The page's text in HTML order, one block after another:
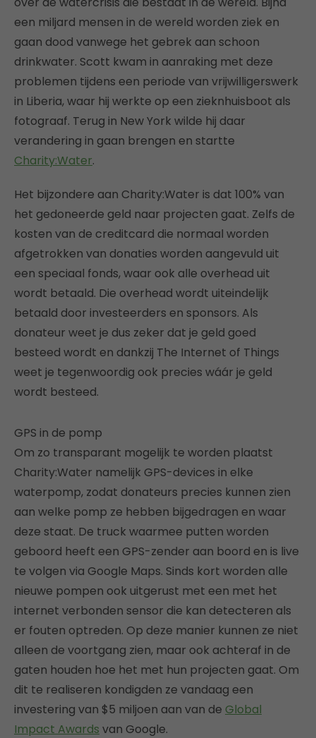
een miljard mensen in de wereld worden ziek en
gaan dood vanwege het gebrek aan schoon
drinkwater. Scott kwam in aanraking met deze
problemen tijdens een periode van vrijwilligerswerk
in Liberia, waar hij werkte op een zieknhuisboot als
fotograaf. Terug in New York wilde hij daar
verandering in gaan brengen en startte
Charity:Water.
Het bijzondere aan Charity:Water is dat 100% van
het gedoneerde geld naar projecten gaat. Zelfs de
kosten van de creditcard die normaal worden
afgetrokken van donaties worden aangevuld uit
een speciaal fonds, waar ook alle overhead uit
wordt betaald. Die overhead wordt uiteindelijk
betaald door investeerders en sponsors. Als
donateur weet je dus zeker dat je geld goed
besteed wordt en dankzij The Internet of Things
weet je tegenwoordig ook precies wáár je geld
wordt besteed.
GPS in de pomp
Om zo transparant mogelijk te worden plaatst
Charity:Water namelijk GPS-devices in elke
waterpomp, zodat donateurs precies kunnen zien
aan welke pomp ze hebben bijgedragen en waar
deze staat. De truck waarmee putten worden
geboord heeft een GPS-zender aan boord en is live
te volgen via Google Maps. Sinds kort worden alle
nieuwe pompen ook uitgerust met een met het
internet verbonden sensor die kan detecteren als
er fouten optreden. Op deze manier kunnen ze niet
alleen de voortgang zien, maar ook achteraf in de
gaten houden hoe het met hun projecten gaat. Om
dit te realiseren kondigden ze vandaag een
investering van $5 miljoen aan van de Global
Impact Awards van Google.